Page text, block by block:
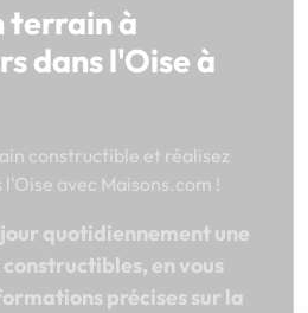
terrain à
dans l'Oise à
constructible et réalisez
avec Maisons.com !
quotidiennement une
en vous
précises sur la